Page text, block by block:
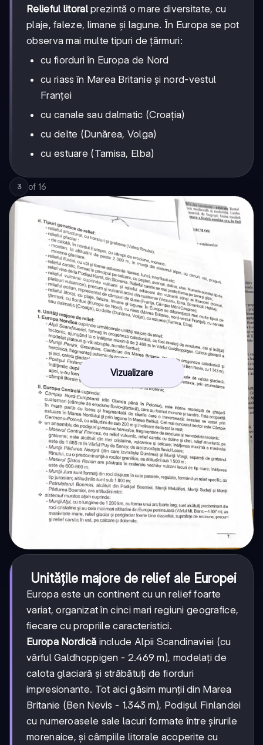
Relieful litoralprezintă o mare diversitate, cu
plaje, faleze, limane și lagune. În Europa se pot
observa mai multe tipuri de țărmuri:
cu fiorduri în Europa de Nord
cu riass în Marea Britanie și nord-vestul
Franței
cu canale sau dalmatic (Croația)
cu delte (Dunărea, Volga)
cu estuare (Tamisa, Elba)
3 of 16
Vizualizare
Unitățile majore de relief ale Europei
Europa este un continent cu un relief foarte
variat, organizat în cinci mari regiuni geografice,
fiecare cu propriile caracteristici.
Europa Nordică include Alpii Scandinaviei (cu
vârful Galdhoppigen - 2.469 m), modelați de
calota glaciară și străbătuți de fiorduri
impresionante. Tot aici găsim munții din Marea
Britanie (Ben Nevis - 1.343 m), Podișul Finlandei
cu numeroasele sale lacuri formate între șirurile
morenaice, și câmpiile litorale acoperite cu